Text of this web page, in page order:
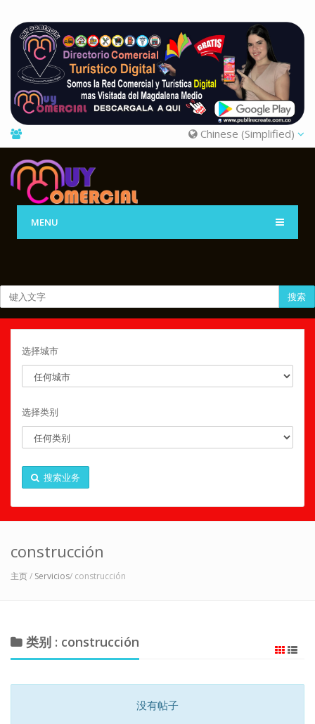
Chinese (Simplified)
MENU
搜索
选择城市
选择类别
搜索业务
construcción
主页/ Servicios/ construcción
类别 : construcción
没有帖子